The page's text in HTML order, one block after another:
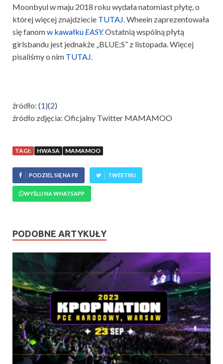
Moonbyul w maju 2018 roku wydała natomiast płytę, o
której więcej znajdziecie TUTAJ. Wheein zaprezentowała
się fanomw kawałku EASY.Ostatnią wspólną płytą
girlsbandu jest jednakże „BLUE;S” z listopada. Więcej
pisaliśmy o nim TUTAJ.
źródło: (1)(2)
źródło zdjęcia: Oficjalny Twitter MAMAMOO
TAGI: HWASA MAMAMOO
PODZIEL SIĘ NA FB TWEETNIJ
WYŚLIJ NA WHATSAPP
PODOBNE ARTYKUŁY